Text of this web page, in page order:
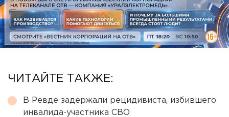
ЧИТАЙТЕ ТАКЖЕ:
В Ревде задержали рецидивиста, избившего
инвалида-участника СВО